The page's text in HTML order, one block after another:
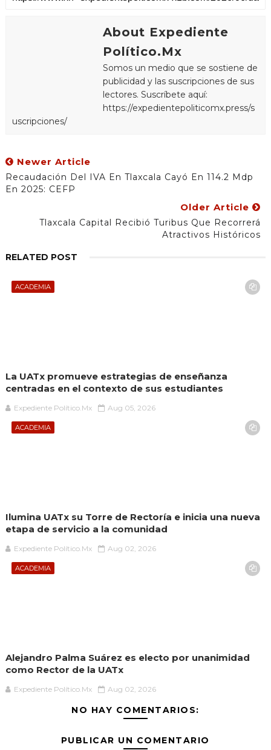
About Expediente
Político.Mx
Somos un medio que se sostiene de
publicidad y las suscripciones de sus
lectores. Suscríbete aquí:
https://expedientepoliticomx.press/s
uscripciones/
Newer Article
Recaudación Del IVA En Tlaxcala Cayó En 114.2 Mdp
En 2025: CEFP
Older Article
Tlaxcala Capital Recibió Turibus Que Recorrerá
Atractivos Históricos
RELATED POST
ACADEMIA
La UATx promueve estrategias de enseñanza
centradas en el contexto de sus estudiantes
Expediente Político.Mx Aug 05, 2026
ACADEMIA
Ilumina UATx su Torre de Rectoría e inicia una nueva
etapa de servicio a la comunidad
Expediente Político.Mx Aug 02, 2026
ACADEMIA
Alejandro Palma Suárez es electo por unanimidad
como Rector de la UATx
Expediente Político.Mx Aug 02, 2026
NO HAY COMENTARIOS:
PUBLICAR UN COMENTARIO